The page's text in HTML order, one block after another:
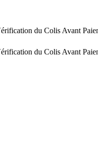
du Colis Avant
du Colis Avant